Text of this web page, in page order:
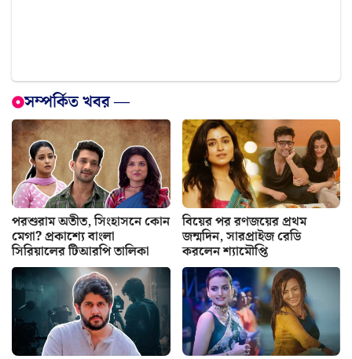
সম্পর্কিত খবর —
পরশুরাম অতীত, সিংহাসনে কোন
মেগা? প্রকাশ্যে বাংলা
সিরিয়ালের টিআরপি তালিকা
বিয়ের পর রণজয়ের প্রথম
জন্মদিন, সারপ্রাইজ রেডি
করলেন শ্যামৌপ্তি